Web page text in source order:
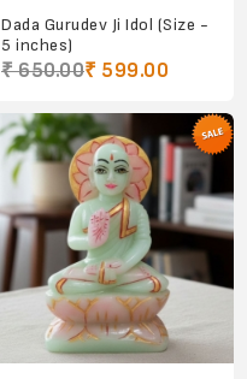
Dada Gurudev Ji Idol (Size -
5 inches)
₹ 650.00₹ 599.00